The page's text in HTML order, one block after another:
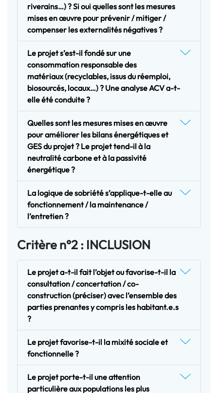
riverains…) ? Si oui quelles sont les mesures
mises en œuvre pour prévenir / mitiger /
compenser les externalités négatives ?
Le projet s’est-il fondé sur une
consommation responsable des
matériaux (recyclables, issus du réemploi,
biosourcés, locaux…) ? Une analyse ACV a-t-
elle été conduite ?
Quelles sont les mesures mises en œuvre
pour améliorer les bilans énergétiques et
GES du projet ? Le projet tend-il à la
neutralité carbone et à la passivité
énergétique ?
La logique de sobriété s’applique-t-elle au
fonctionnement / la maintenance /
l’entretien ?
Critère n°2 : INCLUSION
Le projet a-t-il fait l’objet ou favorise-t-il la
consultation / concertation / co-
construction (préciser) avec l’ensemble des
parties prenantes y compris les habitant.e.s
?
Le projet favorise-t-il la mixité sociale et
fonctionnelle ?
Le projet porte-t-il une attention
particulière aux populations les plus